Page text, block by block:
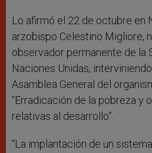
Lo afirmó el 22 de octubre en
arzobispo Celestino Migliore,
observador permanente de la
Naciones Unidas,
Asamblea General del
“Erradicación de la pobreza y
relativas al desarrollo”.
“La implantación de un